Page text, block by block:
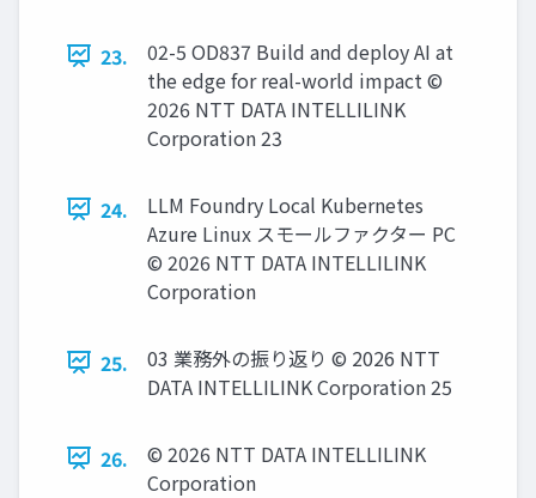
23.
02-5 OD837 Build and deploy AI at
the edge for real-world impact ©
2026 NTT DATA INTELLILINK
Corporation 23
24.
LLM Foundry Local Kubernetes
Azure Linux スモールファクター PC
© 2026 NTT DATA INTELLILINK
Corporation
25.
03 業務外の振り返り © 2026 NTT
DATA INTELLILINK Corporation 25
26.
© 2026 NTT DATA INTELLILINK
Corporation